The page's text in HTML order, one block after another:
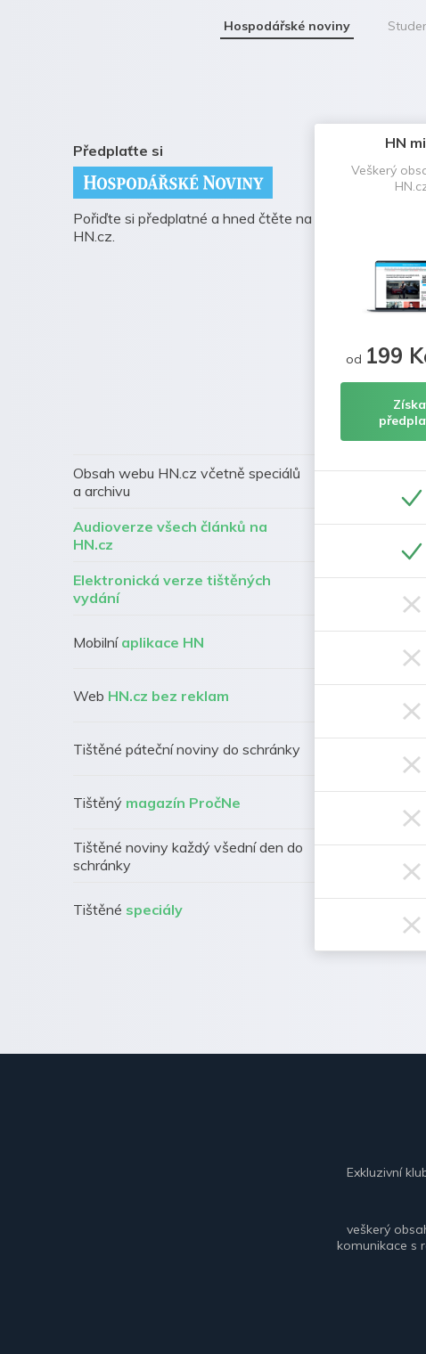
Hospodářské noviny
Předplaťte si
Pořiďte si předplatné a hned čtěte na
HN.cz.
Obsah webu HN.cz včetně speciálů
a archivu
Audioverze všech článků na
HN.cz
Elektronická verze tištěných
vydání
Mobilní aplikace HN
Web HN.cz bez reklam
Tištěné páteční noviny do schránky
Tištěný magazín PročNe
Tištěné noviny každý všední den do
schránky
Tištěné speciály
HN
Veškerý
od 199
Exkluzivní
veškerý
komunikace s